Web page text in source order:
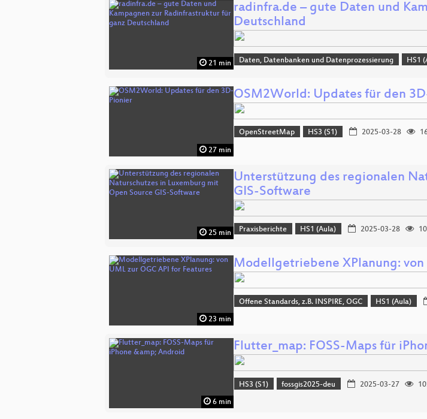
21 min
radinfra.de – gute Daten und
Deutschland
Daten, Datenbanken und Datenprozessierung HS1
27 min
OSM2World: Updates für den
OpenStreetMap HS3 (S1) 2025-03-28
25 min
Unterstützung des regionalen
GIS-Software
Praxisberichte HS1 (Aula) 2025-03-28
23 min
Modellgetriebene XPlanung: von
Offene Standards, z.B. INSPIRE, OGC HS1 (Aula)
6 min
Flutter_map: FOSS-Maps für
HS3 (S1) fossgis2025-deu 2025-03-27